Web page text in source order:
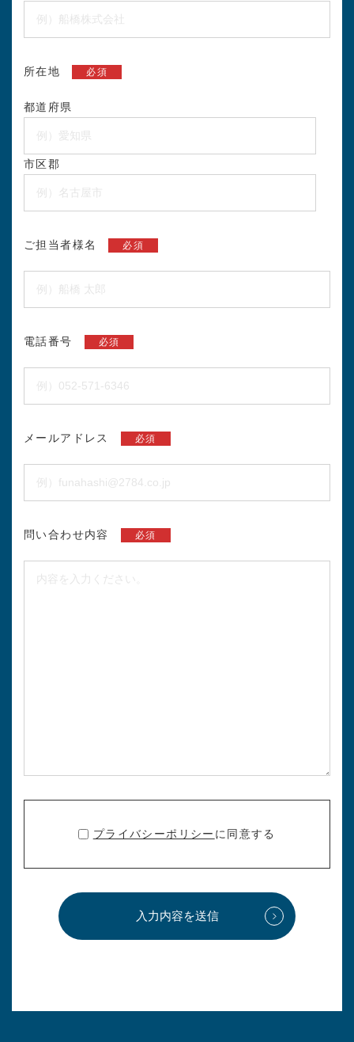
所在地 必須
都道府県
市区郡
ご担当者様名 必須
電話番号 必須
メールアドレス 必須
問い合わせ内容 必須
プライバシーポリシー に同意する
入力内容を送信